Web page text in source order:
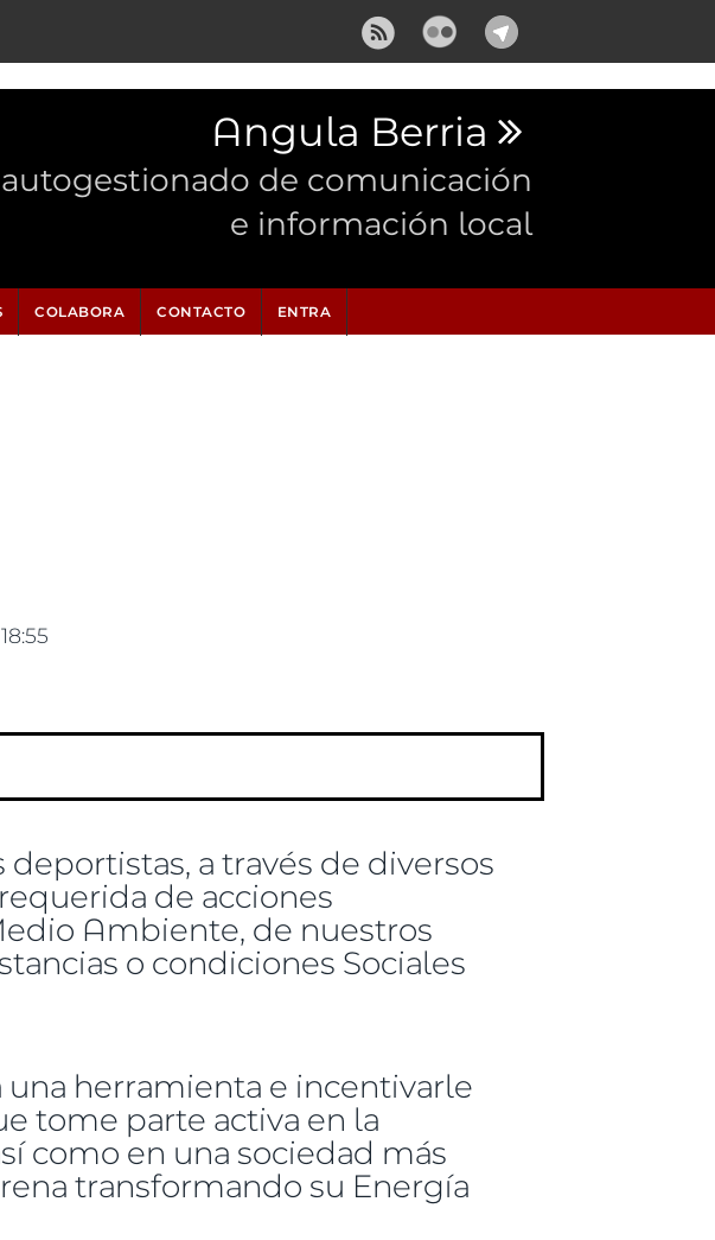
Angula Berria
de comunicación
e información local
COLABORA CONTACTO ENTRA
a través de diversos
de acciones
Ambiente, de nuestros
o condiciones Sociales
herramienta e incentivarle
tome parte activa en la
como en una sociedad más
transformando su Energía